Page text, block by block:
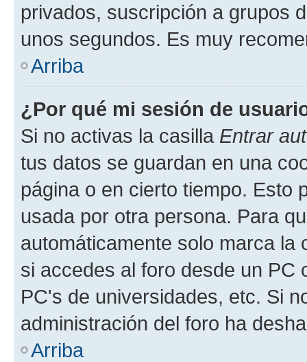
privados, suscripción a grupos
unos segundos. Es muy
Arriba
¿Por qué mi sesión de
Si no activas la casilla Entrar
tus datos se guardan en una
página o en cierto tiempo. Esto
usada por otra persona. Para
automáticamente solo marca la
si accedes al foro desde un PC
PC's de universidades, etc. Si
administración del foro ha
Arriba